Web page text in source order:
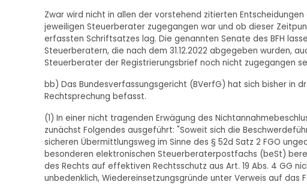
Zwar wird nicht in allen der vorstehend zitierten
jeweiligen Steuerberater zugegangen war und ob dieser
erfassten Schriftsatzes lag. Die genannten Senate des BFH
Steuerberatern, die nach dem 31.12.2022 abgegeben wurden,
Steuerberater der Registrierungsbrief noch nicht zugegangen
bb) Das Bundesverfassungsgericht (BVerfG) hat sich bisher in
Rechtsprechung befasst.
(1) In einer nicht tragenden Erwägung des
zunächst Folgendes ausgeführt: "Soweit sich die
sicheren Übermittlungsweg im Sinne des § 52d Satz 2 FGO
besonderen elektronischen Steuerberaterpostfachs (beSt)
des Rechts auf effektiven Rechtsschutz aus Art. 19 Abs. 4 GG
unbedenklich, Wiedereinsetzungsgründe unter Verweis auf das